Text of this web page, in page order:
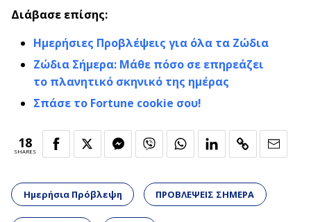
Διάβασε επίσης:
Ημερήσιες Προβλέψεις για όλα τα Ζώδια
Ζώδια Σήμερα: Μάθε πόσο σε επηρεάζει
το πλανητικό σκηνικό της ημέρας
Σπάσε το Fortune cookie σου!
18
SHARES
Ημερήσια Πρόβλεψη ΠΡΟΒΛΕΨΕΙΣ ΣΗΜΕΡΑ